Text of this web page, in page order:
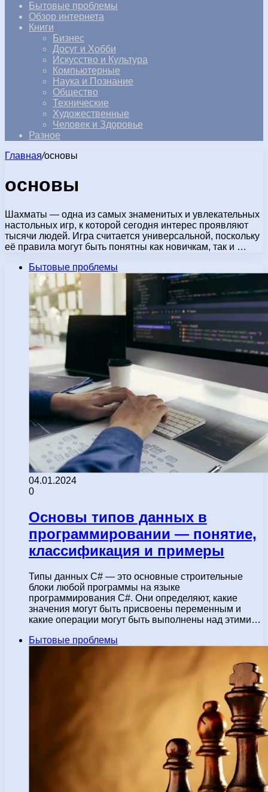
Бытовые проблемы
Обзор интернета
Книги
Бизнес
Досуг и Хобби
Искусство и Культура
Компьютерные
Наука и Познание
Общество
Технические
Художественные
Человек и Здоровье
Разное
Главная/основы
основы
Шахматы — одна из самых знаменитых и увлекательных
настольных игр, к которой сегодня интерес проявляют
тысячи людей. Игра считается универсальной, поскольку
её правила могут быть понятны как новичкам, так и …
Бытовые проблемы
04.01.2024
0
Основы типов данных в
программировании — понятие,
классификация и примеры
Типы данных C# — это основные строительные
блоки любой программы на языке
программирования C#. Они определяют, какие
значения могут быть присвоены переменным и
какие операции могут быть выполнены над этими…
Бытовые проблемы